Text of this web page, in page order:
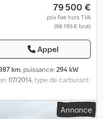
79 500 €
prix fixe hors TVA
(96 195 € brut)
Appel
km, puissance:294 kW
07/2014, type de carburant:
22.5
diesel, freins:retardeur,
, type d'engrenage:Annonce